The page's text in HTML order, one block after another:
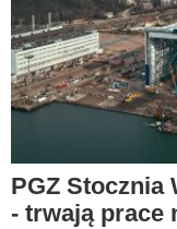
PGZ Stocznia
- trwają prace